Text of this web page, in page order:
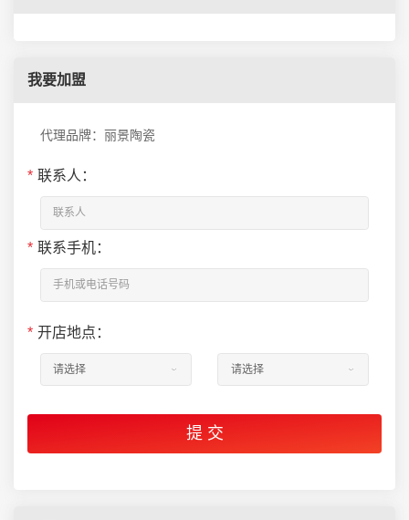
我要加盟
代理品牌：丽景陶瓷
* 联系人：
* 联系手机：
* 开店地点：